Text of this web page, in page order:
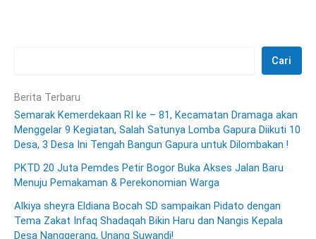
Cari
Berita Terbaru
Semarak Kemerdekaan RI ke – 81, Kecamatan Dramaga akan
Menggelar 9 Kegiatan, Salah Satunya Lomba Gapura Diikuti 10
Desa, 3 Desa Ini Tengah Bangun Gapura untuk Dilombakan !
PKTD 20 Juta Pemdes Petir Bogor Buka Akses Jalan Baru
Menuju Pemakaman & Perekonomian Warga
Alkiya sheyra Eldiana Bocah SD sampaikan Pidato dengan
Tema Zakat Infaq Shadaqah Bikin Haru dan Nangis Kepala
Desa Nanggerang, Unang Suwandi!